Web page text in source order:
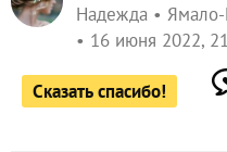
Надежда
16 июня 2022,
Сказать спасибо!